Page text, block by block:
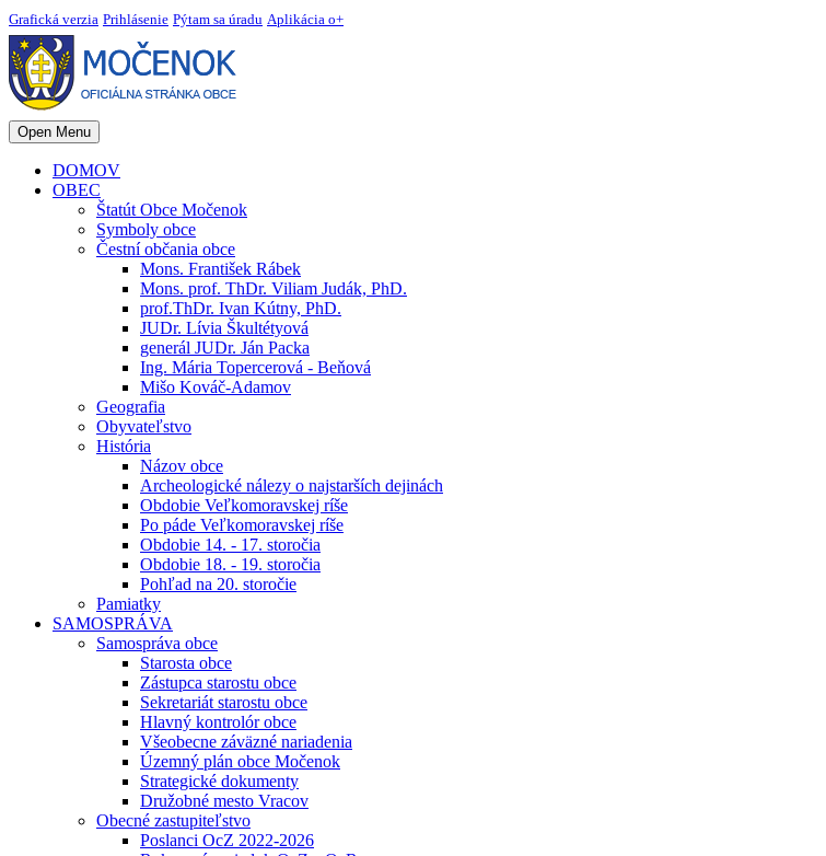
Grafická verzia Prihlásenie Pýtam sa úradu Aplikácia o+
Open Menu
DOMOV
OBEC
Štatút Obce Močenok
Symboly obce
Čestní občania obce
Mons. František Rábek
Mons. prof. ThDr. Viliam Judák, PhD.
prof.ThDr. Ivan Kútny, PhD.
JUDr. Lívia Škultétyová
generál JUDr. Ján Packa
Ing. Mária Topercerová - Beňová
Mišo Kováč-Adamov
Geografia
Obyvateľstvo
História
Názov obce
Archeologické nálezy o najstarších dejinách
Obdobie Veľkomoravskej ríše
Po páde Veľkomoravskej ríše
Obdobie 14. - 17. storočia
Obdobie 18. - 19. storočia
Pohľad na 20. storočie
Pamiatky
SAMOSPRÁVA
Samospráva obce
Starosta obce
Zástupca starostu obce
Sekretariát starostu obce
Hlavný kontrolór obce
Všeobecne záväzné nariadenia
Územný plán obce Močenok
Strategické dokumenty
Družobné mesto Vracov
Obecné zastupiteľstvo
Poslanci OcZ 2022-2026